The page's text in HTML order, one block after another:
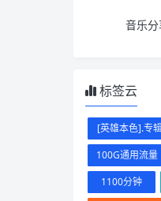
音乐分
标签云
[英雄本色].专
100G通用流量
1100分钟